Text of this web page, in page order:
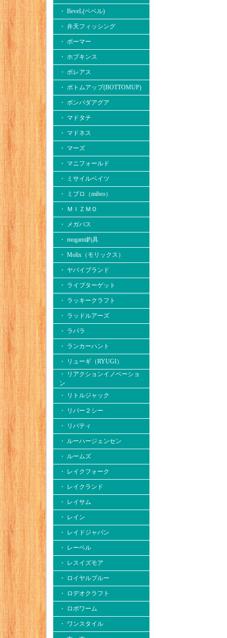
・ BeveL(ベベル)
・ 弁天フィッシング
・ ボーマー
・ ホプキンス
・ ボレアス
・ ボトムアップ(BOTTOMUP)
・ ボンバダアグア
・ マドタチ
・ マドネス
・ マーズ
・ マニフォールド
・ ミサイルベイツ
・ ミブロ（mibro）
・ ＭＩＺＭＯ
・ メガバス
・ mogami釣具
・ Molix（モリックス）
・ ヤバイブランド
・ ライブターゲット
・ ラッキークラフト
・ ラッドルアーズ
・ ラパラ
・ ランカーハント
・ リューギ（RYUGI）
・ リアクションイノベーショ
ン
・ リトルジャック
・ リバー２シー
・ リバティ
・ ルーハージェンセン
・ ルームズ
・ レイクフォーク
・ レイクランド
・ レイサム
・ レイン
・ レイドジャパン
・ レーベル
・ レスイズモア
・ ロイヤルブルー
・ ロデオクラフト
・ ロボワーム
・ ワンスタイル